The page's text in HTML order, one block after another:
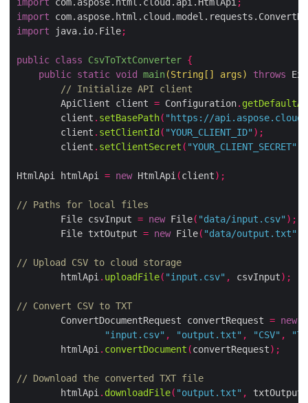
import
import java.io.File
public class CsvToTxtConverter
public static void main(String [] args ) throws
// Initialize API client
        ApiClient client
= Configuration.
        client
.setBasePath ( "https://
        client
.setClientId ("YOUR_CLIENT_ID" );
        client
.setClientSecret ("YOUR_CLIENT_SECRET"
HtmlApi htmlApi = new HtmlApi(client );
// Paths for local files
        File csvInput
= new File ("data/input.csv" );
        File txtOutput
= new File ("data/output.txt"
// Upload CSV to cloud storage
        htmlApi
.uploadFile ("input.csv" , csvInput );
// Convert CSV to TXT
        ConvertDocumentRequest convertRequest
= new
"input.csv"
"output.txt" "CSV"
        htmlApi
.convertDocument(convertRequest );
// Download the converted TXT file
        htmlApi
.downloadFile ("output.txt" ,